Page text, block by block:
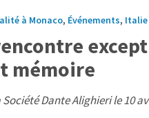
à Monaco, Événements, Italie
mémoire
Dante Alighieri le 10